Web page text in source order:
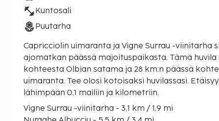
Kuntosali
Puutarha
Capricciolin uimaranta ja Vigne Surrau -viinitarha
ajomatkan päässä majoituspaikasta. Tämä huvila sijaitsee 25,1 km:n päässä
kohteesta Olbian satama ja 28 km:n päässä
uimaranta. Tee olosi kotoisaksi huvilassasi.
lähimpään 0,1 mailiin ja kilometriin.
Vigne Surrau -viinitarha - 3,1 km / 1,9 mi